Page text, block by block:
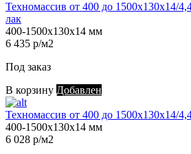
Техномассив от 400 до 1500х130х14/
лак
400-1500х130х14 мм
6 435 р/м2
Под заказ
В корзину Добавлен
Техномассив от 400 до 1500х130х14/
400-1500х130х14 мм
6 028 р/м2